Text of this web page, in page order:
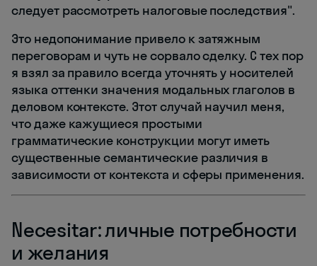
следует рассмотреть налоговые последствия".
Это недопонимание привело к затяжным
переговорам и чуть не сорвало сделку. С тех пор
я взял за правило всегда уточнять у носителей
языка оттенки значения модальных глаголов в
деловом контексте. Этот случай научил меня,
что даже кажущиеся простыми
грамматические конструкции могут иметь
существенные семантические различия в
зависимости от контекста и сферы применения.
Necesitar: личные потребности
и желания